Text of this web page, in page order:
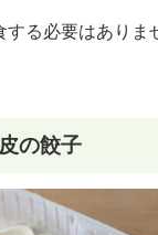
る必要はありま
の餃子